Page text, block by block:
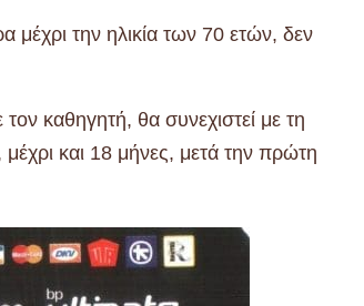
μέχρι την ηλικία των 70 ετών, δεν
καθηγητή, θα συνεχιστεί με τη
και 18 μήνες, μετά την πρώτη